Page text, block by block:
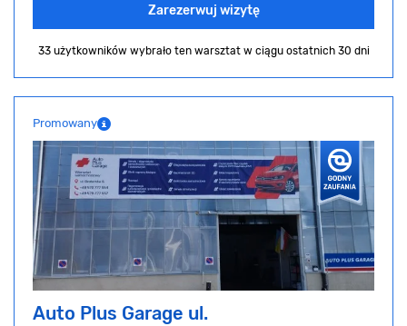
Zarezerwuj wizytę
33 użytkowników wybrało ten warsztat w ciągu ostatnich 30 dni
Promowany
Auto Plus Garage ul.